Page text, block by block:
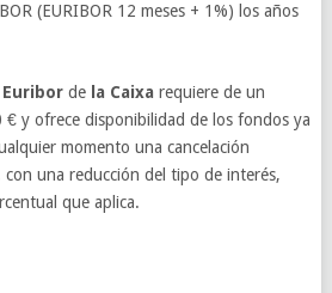
(EURIBOR 12 meses + 1%) los años
dela Caixa requiere de un
y ofrece disponibilidad de los fondos ya
momento una cancelación
una reducción del tipo de interés,
que aplica.